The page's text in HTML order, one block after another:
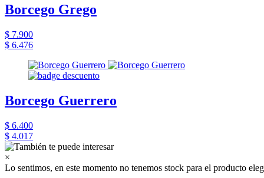
Borcego Grego
$ 7.900
$ 6.476
Borcego Guerrero
$ 6.400
$ 4.017
×
Lo sentimos, en este momento no tenemos stock para el producto